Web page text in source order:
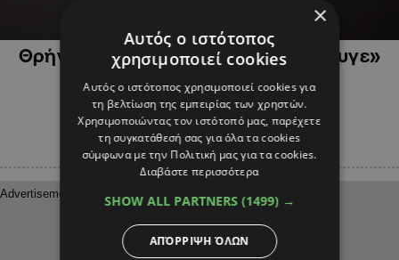
Θρήνος στην παγκόσμια μόδα: «Έφυγε»
από τη ζωή ο Τζόρτζιο Αρμάνι
×
Αυτός ο ιστότοπος
χρησιμοποιεί cookies
Αυτός ο ιστότοπος χρησιμοποιεί cookies για
τη βελτίωση της εμπειρίας των χρηστών.
Χρησιμοποιώντας τον ιστότοπό μας, παρέχετε
τη συγκατάθεσή σας για όλα τα cookies
σύμφωνα με την Πολιτική μας για τα cookies.
Διαβάστε περισσότερα
SHOW ALL PARTNERS (1499) →
ΑΠΌΡΡΙΨΗ ΌΛΩΝ